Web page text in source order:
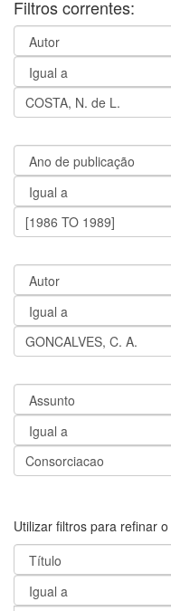
Filtros correntes:
Utilizar filtros para refinar